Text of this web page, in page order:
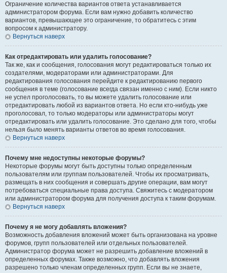
Ограничение количества вариантов ответа устанавливается
администратором форума. Если вам нужно добавить количество
вариантов, превышающее это ограничение, то обратитесь с этим
вопросом к администратору.
Вернуться наверх
Как отредактировать или удалить голосование?
Так же, как и сообщения, голосования могут редактироваться только их
создателями, модераторами или администраторами. Для
редактирования голосования перейдите к редактированию первого
сообщения в теме (голосование всегда связан именно с ним). Если никто
не успел проголосовать, то вы можете удалить голосование или
отредактировать любой из вариантов ответа. Но если кто-нибудь уже
проголосовал, то только модераторы или администраторы могут
отредактировать или удалить голосование. Это сделано для того, чтобы
нельзя было менять варианты ответов во время голосования.
Вернуться наверх
Почему мне недоступны некоторые форумы?
Некоторые форумы могут быть доступны только определенным
пользователям или группам пользователей. Чтобы их просматривать,
размещать в них сообщения и совершать другие операции, вам могут
потребоваться специальные права доступа. Свяжитесь с модератором
или администратором форума для получения доступа к таким форумам.
Вернуться наверх
Почему я не могу добавлять вложения?
Возможность добавления вложений может быть организована на уровне
форумов, групп пользователей или отдельных пользователей.
Администратор форума может не разрешить добавление вложений в
определенных форумах. Также возможно, что добавлять вложения
разрешено только членам определенных групп. Если вы не знаете,